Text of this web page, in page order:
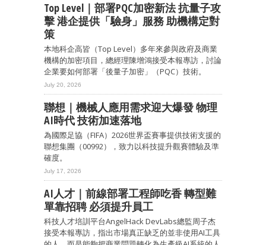
Top Level｜部署PQC加密新法 抗量子攻
擊 港企提供「驗身」服務 助機構定對
策
本地科企高皆（Top Level）多年來參與政府及商業
機構的加密項目，總經理陳增鴻接受本報專訪，討論
企業要如何部署「後量子加密」（PQC）技術。
July 20, 2026
聯想｜機械人應用需求迎大爆發 物理
AI時代 技術加速落地
為國際足協（FIFA）2026世界盃賽事提供技術支援的
聯想集團（00992），致力以科技提升觀賽體驗及準
確度。
July 17, 2026
AI人才｜前線部署工程師吃香 轉型難
單靠招聘 必須提升員工
科技人才培訓平台AngelHack DevLabs總監周子杰
接受本報專訪，指出市場真正缺乏的並非使用AI工具